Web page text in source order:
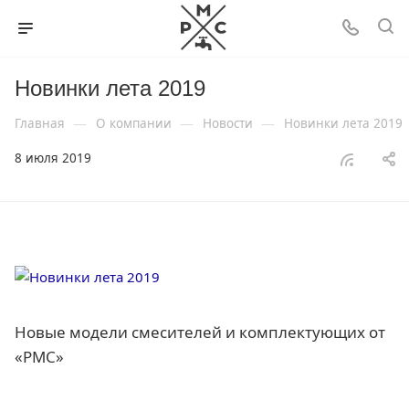
Новинки лета 2019
Главная — О компании — Новости — Новинки лета 2019
8 июля 2019
Новые модели смесителей и комплектующих от
«РМС»